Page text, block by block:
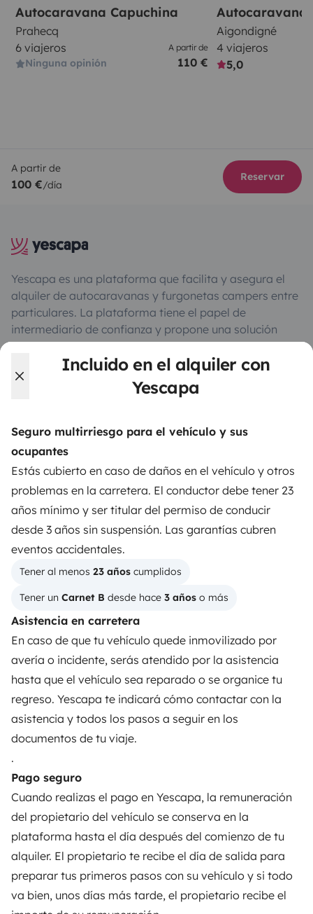
Incluido en el alquiler con
Yescapa
Seguro multirriesgo para el vehículo y sus
ocupantes
Estás cubierto en caso de daños en el vehículo y otros
problemas en la carretera. El conductor debe tener 23
años mínimo y ser titular del permiso de conducir
desde 3 años sin suspensión. Las garantías cubren
eventos accidentales.
Tener al menos 23 años cumplidos
Tener un Carnet B desde hace 3 años o más
Asistencia en carretera
En caso de que tu vehículo quede inmovilizado por
avería o incidente, serás atendido por la asistencia
hasta que el vehículo sea reparado o se organice tu
regreso. Yescapa te indicará cómo contactar con la
asistencia y todos los pasos a seguir en los
documentos de tu viaje.
.
Pago seguro
Cuando realizas el pago en Yescapa, la remuneración
del propietario del vehículo se conserva en la
plataforma hasta el día después del comienzo de tu
alquiler. El propietario te recibe el día de salida para
preparar tus primeros pasos con su vehículo y si todo
va bien, unos días más tarde, el propietario recibe el
Autocaravana Capuchina
Prahecq
6 viajeros
Ninguna opinión
A partir de
110 €
Autocaravana
Aigondigné
4 viajeros
5,0
A partir de
100 €/día
Reservar
Yescapa es una plataforma que facilita y asegura el
alquiler de autocaravanas y furgonetas campers entre
particulares. La plataforma tiene el papel de
intermediario de confianza y propone una solución
llave en mano para unas vacaciones en total libertad y
seguridad.
3.82/5 sobre 1171 opiniones de usuarios en Trusted
Instagram
X Facebook
ALQUILER AUTOCARAVANAS
¿Cómo funciona?
Alquilar una autocaravana
Tus primeros pasos en autocaravana
Las opiniones de nuestros usuarios
Ayuda viajero
PROPIETARIOS
Contrato de alquiler
Seguros de alquiler
Asistencias de alquiler
Ayuda propietario